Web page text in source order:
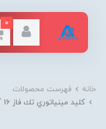
0
خانه
فهرست محصولات
كليد مينياتوري تك فاز 16 آمپر 6 كيلو آمپر رعد